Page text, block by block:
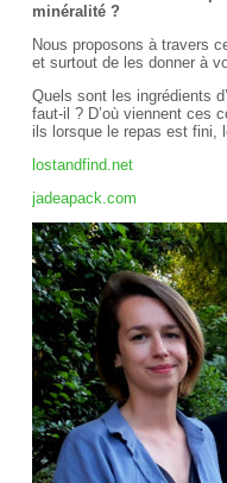
minéralité ?
Nous proposons à travers
et surtout de les donner à
Quels sont les ingrédients
faut-il ? D’où viennent ces
ils lorsque le repas est fini,
lostandfind.net
jadeapack.com